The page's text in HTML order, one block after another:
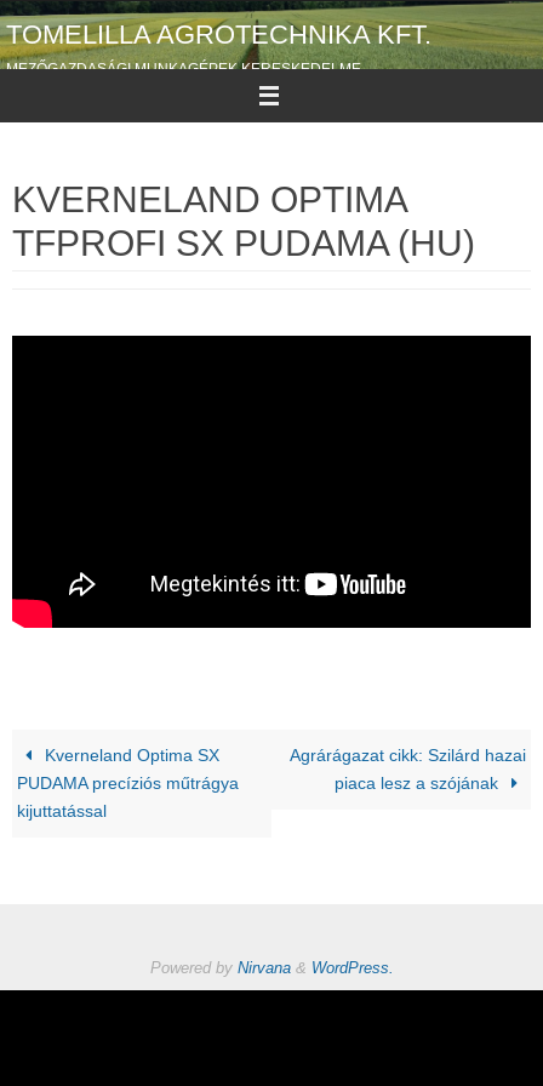
Megszakítás
TOMELILLA AGROTECHNIKA KFT.
MEZŐGAZDASÁGI MUNKAGÉPEK KERESKEDELME
KVERNELAND OPTIMA
TFPROFI SX PUDAMA (HU)
Kverneland Optima SX
PUDAMA precíziós műtrágya
kijuttatással
Agrárágazat cikk: Szilárd hazai
piaca lesz a szójának
Powered by Nirvana& WordPress.